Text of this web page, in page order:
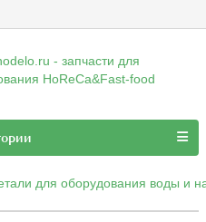
для оборудования воды и